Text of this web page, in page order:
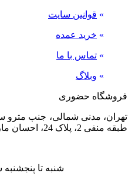
» قوانین سایت
» خرید عمده
» تماس با ما
» وبلاگ
فروشگاه حضوری
تهران، مدنی شمالی، جنب مترو
طبقه منفی 2، پلاک 24، احسان مارکت
شنبه تا پنجشنبه ساعت